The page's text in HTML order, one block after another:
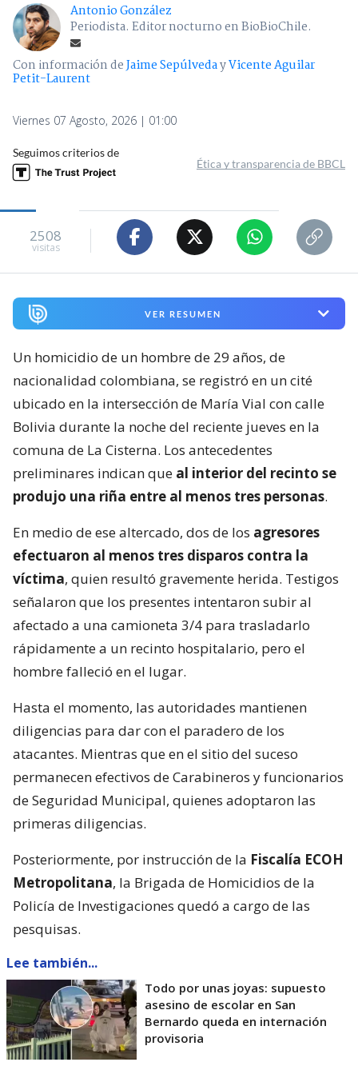
Antonio González
Periodista. Editor nocturno en BioBioChile.
Con información deJaime SepúlvedayVicente Aguilar
Petit-Laurent
Viernes 07 Agosto, 2026 | 01:00
Seguimos criterios de
Ética y transparencia de BBCL
2508
visitas
VER RESUMEN
Un homicidio de un hombre de 29 años, de
nacionalidad colombiana, se registró en un cité
ubicado en la intersección de María Vial con calle
Bolivia durante la noche del reciente jueves en la
comuna de La Cisterna. Los antecedentes
preliminares indican que al interior del recinto se
produjo una riña entre al menos tres personas.
En medio de ese altercado, dos de los agresores
efectuaron al menos tres disparos contra la
víctima, quien resultó gravemente herida. Testigos
señalaron que los presentes intentaron subir al
afectado a una camioneta 3/4 para trasladarlo
rápidamente a un recinto hospitalario, pero el
hombre falleció en el lugar.
Hasta el momento, las autoridades mantienen
diligencias para dar con el paradero de los
atacantes. Mientras que en el sitio del suceso
permanecen efectivos de Carabineros y funcionarios
de Seguridad Municipal, quienes adoptaron las
primeras diligencias.
Posteriormente, por instrucción de la Fiscalía ECOH
Metropolitana, la Brigada de Homicidios de la
Policía de Investigaciones quedó a cargo de las
pesquisas.
Lee también...
Todo por unas joyas: supuesto
asesino de escolar en San
Bernardo queda en internación
provisoria